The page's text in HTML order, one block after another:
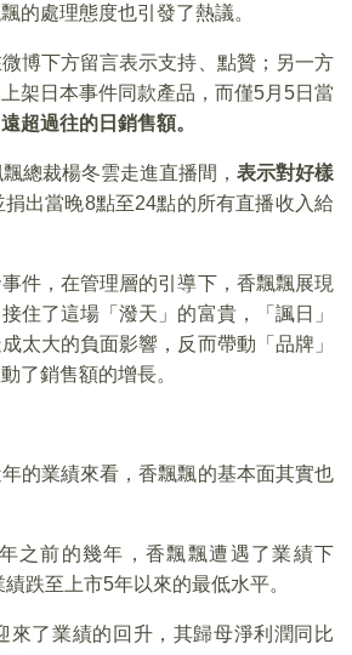
的處理態度也引發了熱議。
博下方留言表示支持、點贊；另一方
架日本事件同款產品，而僅5月5日當
超過往的日銷售額。
總裁楊冬雲走進直播間， 表示對好樣
捐出當晚8點至24點的所有直播收入給
件，在管理層的引導下，香飄飄展現
住了這場「潑天」的富貴，「諷日」
太大的負面影響，反而帶動「品牌」
了銷售額的增長。
的業績來看，香飄飄的基本面其實也
之前的幾年，香飄飄遭遇了業績下
跌至上市5年以來的最低水平。
來了業績的回升，其歸母淨利潤同比